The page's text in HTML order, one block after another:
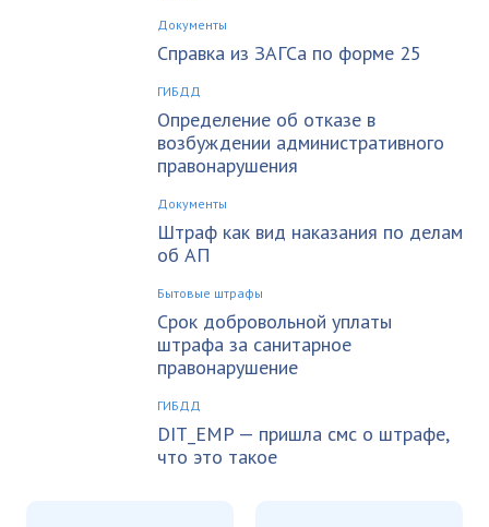
Документы
Справка из ЗАГСа по форме 25
ГИБДД
Определение об отказе в
возбуждении административного
правонарушения
Документы
Штраф как вид наказания по делам
об АП
Бытовые штрафы
Срок добровольной уплаты
штрафа за санитарное
правонарушение
ГИБДД
DIT_EMP — пришла смс о штрафе,
что это такое